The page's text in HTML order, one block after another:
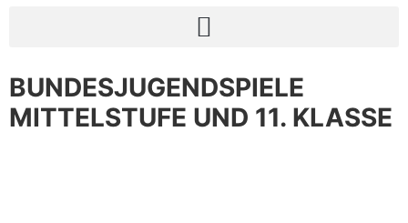
BUNDESJUGENDSPIELE
MITTELSTUFE UND 11. KLASSE